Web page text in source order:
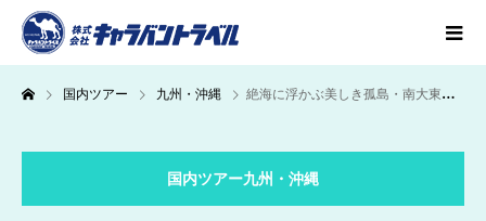
国内ツアー 九州・沖縄 絶海に浮かぶ美しき孤島・南大東島を訪ねる旅 3日間
国内ツアー九州・沖縄